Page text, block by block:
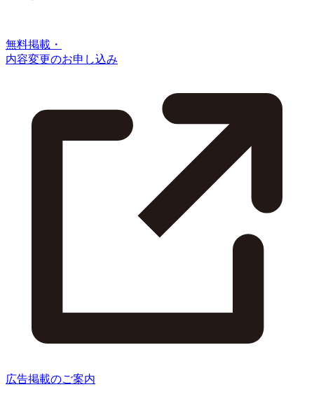
無料掲載・
内容変更のお申し込み
広告掲載のご案内